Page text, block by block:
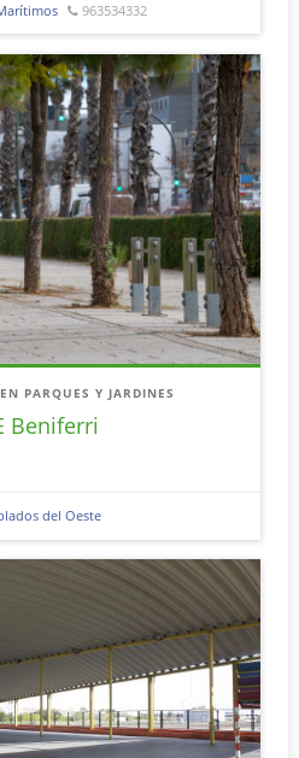
963534332
PARQUES Y JARDINES
Beniferri
del Oeste